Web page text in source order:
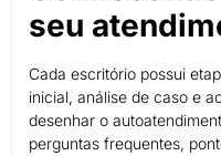
seu
Cada escritório possui
inicial, análise de caso e
desenhar o
perguntas frequentes,